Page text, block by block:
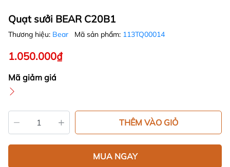
Quạt sưởi BEAR C20B1
Thương hiệu: Bear Mã sản phẩm: 113TQ00014
1.050.000₫
Mã giảm giá
THÊM VÀO GIỎ
MUA NGAY